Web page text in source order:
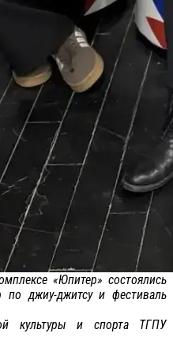
«Юпитер» состоялись
по джиу-джитсу и фестиваль
культуры и спорта ТГПУ